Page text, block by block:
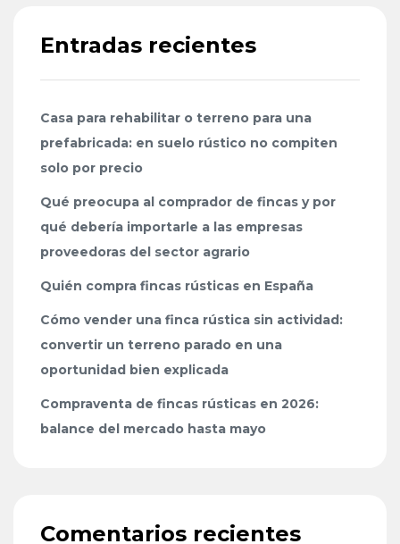
Entradas recientes
Casa para rehabilitar o terreno para una
prefabricada: en suelo rústico no compiten
solo por precio
Qué preocupa al comprador de fincas y por
qué debería importarle a las empresas
proveedoras del sector agrario
Quién compra fincas rústicas en España
Cómo vender una finca rústica sin actividad:
convertir un terreno parado en una
oportunidad bien explicada
Compraventa de fincas rústicas en 2026:
balance del mercado hasta mayo
Comentarios recientes